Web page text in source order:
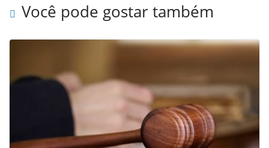
Você pode gostar também